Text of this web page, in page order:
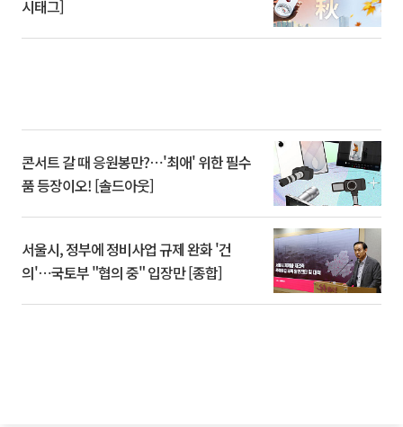
시태그]
콘서트 갈 때 응원봉만?⋯'최애' 위한 필수
품 등장이오! [솔드아웃]
서울시, 정부에 정비사업 규제 완화 '건
의'⋯국토부 "협의 중" 입장만 [종합]